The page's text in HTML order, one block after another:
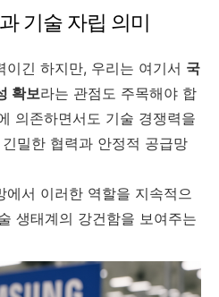
기술 자립 의미
긴 하지만, 우리는 여기서 국
확보라는 관점도 주목해야 합
의존하면서도 기술 경쟁력을
밀한 협력과 안정적 공급망
서 이러한 역할을 지속적으
생태계의 강건함을 보여주는